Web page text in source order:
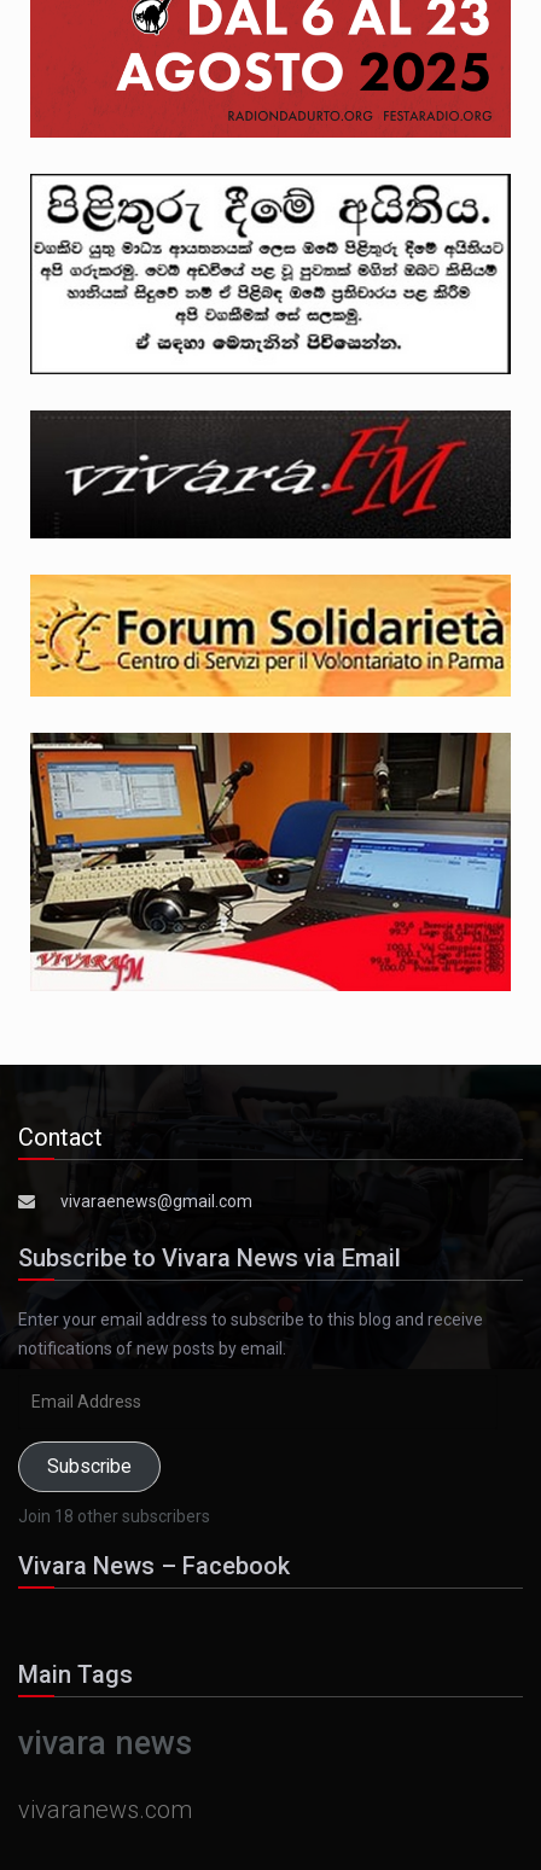
Contact
vivaraenews@gmail.com
Subscribe to Vivara News via Email
Enter your email address to subscribe to this blog and receive
notifications of new posts by email.
Subscribe
Join 18 other subscribers
Vivara News – Facebook
Main Tags
vivara news
vivaranews.com